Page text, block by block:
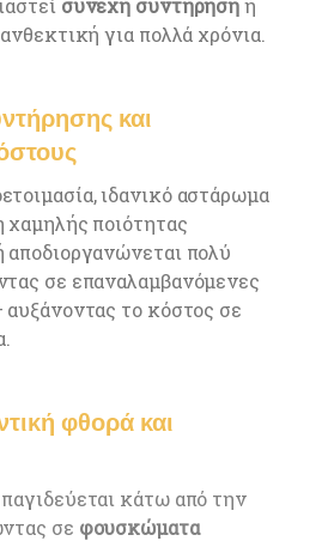
συνεχή συντήρησηή
για πολλά χρόνια.
και
ιδανικό αστάρωμα
χαμηλής ποιότητας
πολύ
σε επαναλαμβανόμενες
αυξάνοντας το κόστος σε
φθορά και
κάτω από την
σε φουσκώματα